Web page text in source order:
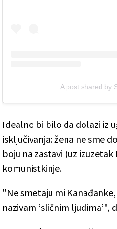
A post shared by
Idealno bi bilo da dolazi iz
isključivanja: žena ne sme
boju na zastavi (uz
komunistkinje.
"Ne smetaju mi
nazivam ‘sličnim ljudima’",